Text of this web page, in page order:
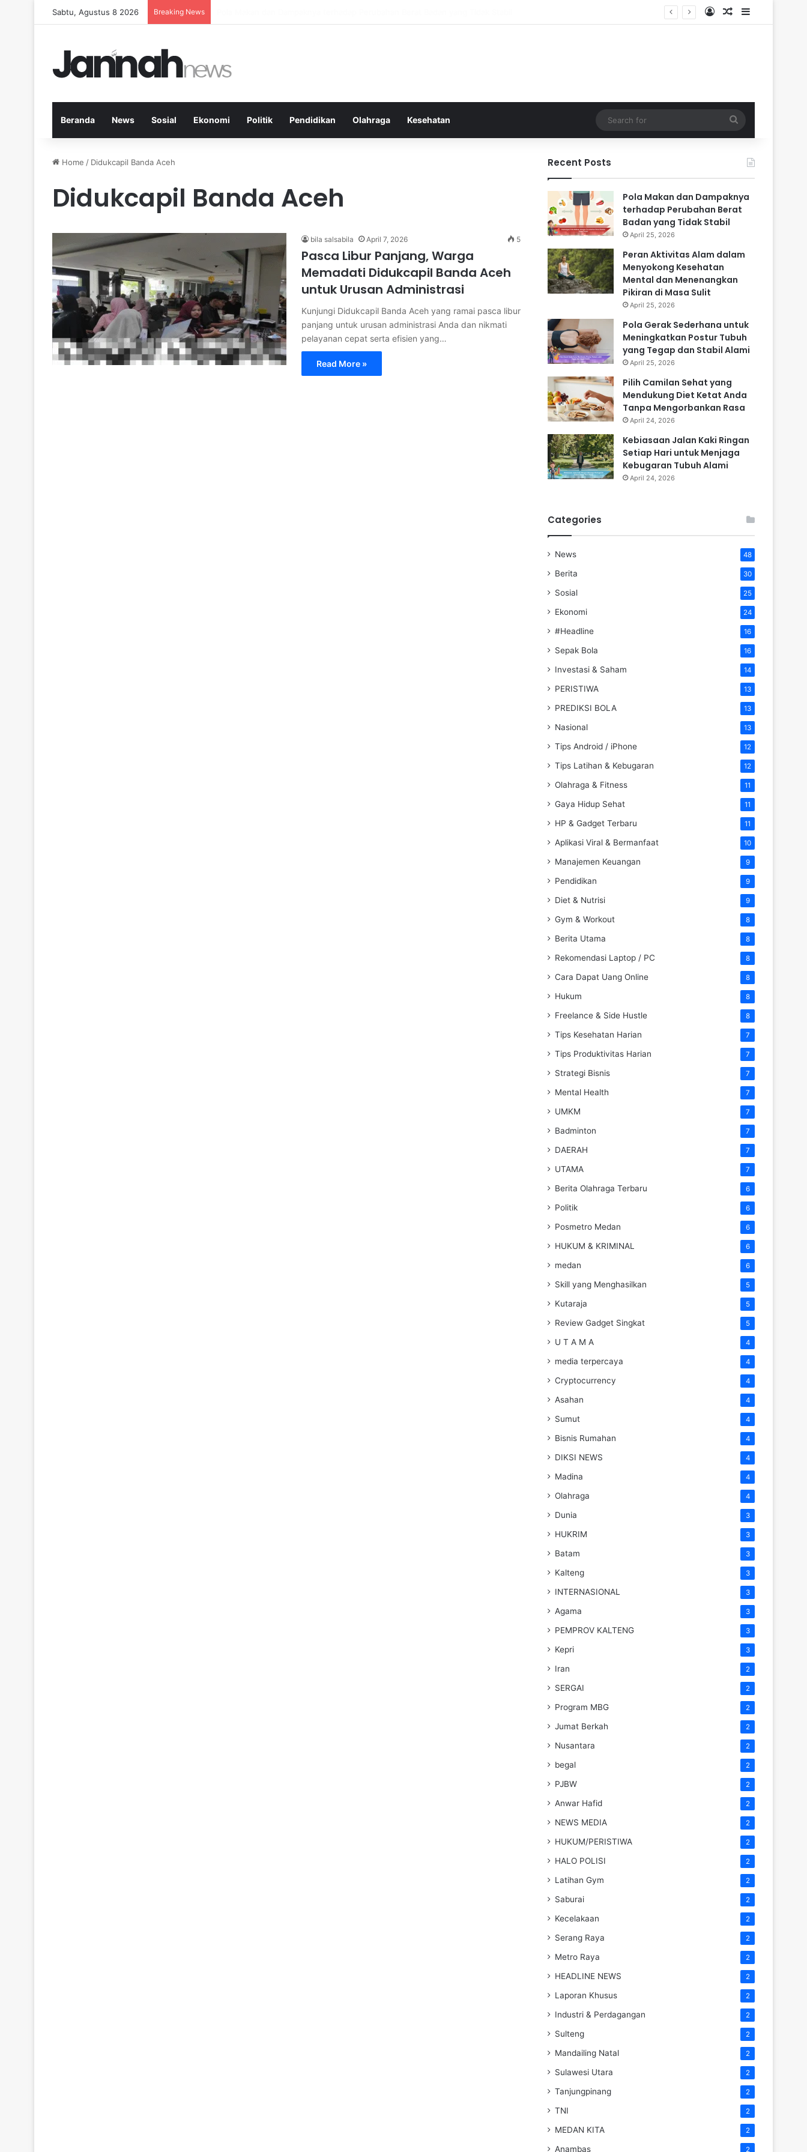
Sabtu, Agustus 8 2026 Breaking News Log InRandom Article
Sidebar
Beranda News Sosial Ekonomi Politik Pendidikan Olahraga Kesehatan
for
Home / Didukcapil Banda Aceh
Didukcapil Banda Aceh
bila salsabila April 7, 2026 5
Pasca Libur Panjang, Warga
Memadati Didukcapil Banda Aceh
untuk Urusan Administrasi
Kunjungi Didukcapil Banda Aceh yang ramai pasca libur
panjang untuk urusan administrasi Anda dan nikmati
pelayanan cepat serta efisien yang…
Read More »
Recent Posts
Pola Makan dan Dampaknya
terhadap Perubahan Berat
Badan yang Tidak Stabil
April 25, 2026
Peran Aktivitas Alam dalam
Menyokong Kesehatan
Mental dan Menenangkan
Pikiran di Masa Sulit
April 25, 2026
Pola Gerak Sederhana untuk
Meningkatkan Postur Tubuh
yang Tegap dan Stabil Alami
April 25, 2026
Pilih Camilan Sehat yang
Mendukung Diet Ketat Anda
Tanpa Mengorbankan Rasa
April 24, 2026
Kebiasaan Jalan Kaki Ringan
Setiap Hari untuk Menjaga
Kebugaran Tubuh Alami
April 24, 2026
Categories
News 48
Berita 30
Sosial 25
Ekonomi 24
#Headline 16
Sepak Bola 16
Investasi & Saham 14
PERISTIWA 13
PREDIKSI BOLA 13
Nasional 13
Tips Android / iPhone 12
Tips Latihan & Kebugaran 12
Olahraga & Fitness 11
Gaya Hidup Sehat 11
HP & Gadget Terbaru 11
Aplikasi Viral & Bermanfaat 10
Manajemen Keuangan 9
Pendidikan 9
Diet & Nutrisi 9
Gym & Workout 8
Berita Utama 8
Rekomendasi Laptop / PC 8
Cara Dapat Uang Online 8
Hukum 8
Freelance & Side Hustle 8
Tips Kesehatan Harian 7
Tips Produktivitas Harian 7
Strategi Bisnis 7
Mental Health 7
UMKM 7
Badminton 7
DAERAH 7
UTAMA 7
Berita Olahraga Terbaru 6
Politik 6
Posmetro Medan 6
HUKUM & KRIMINAL 6
medan 6
Skill yang Menghasilkan 5
Kutaraja 5
Review Gadget Singkat 5
U T A M A 4
media terpercaya 4
Cryptocurrency 4
Asahan 4
Sumut 4
Bisnis Rumahan 4
DIKSI NEWS 4
Madina 4
Olahraga 4
Dunia 3
HUKRIM 3
Batam 3
Kalteng 3
INTERNASIONAL 3
Agama 3
PEMPROV KALTENG 3
Kepri 3
Iran 2
SERGAI 2
Program MBG 2
Jumat Berkah 2
Nusantara 2
begal 2
PJBW 2
Anwar Hafid 2
NEWS MEDIA 2
HUKUM/PERISTIWA 2
HALO POLISI 2
Latihan Gym 2
Saburai 2
Kecelakaan 2
Serang Raya 2
Metro Raya 2
HEADLINE NEWS 2
Laporan Khusus 2
Industri & Perdagangan 2
Sulteng 2
Mandailing Natal 2
Sulawesi Utara 2
Tanjungpinang 2
TNI 2
MEDAN KITA 2
Anambas 2